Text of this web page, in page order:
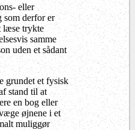
eller
som derfor er
læse trykte
samme
uden et sådant
grundet et fysisk
stand til at
en bog eller
øjnene i et
muliggør